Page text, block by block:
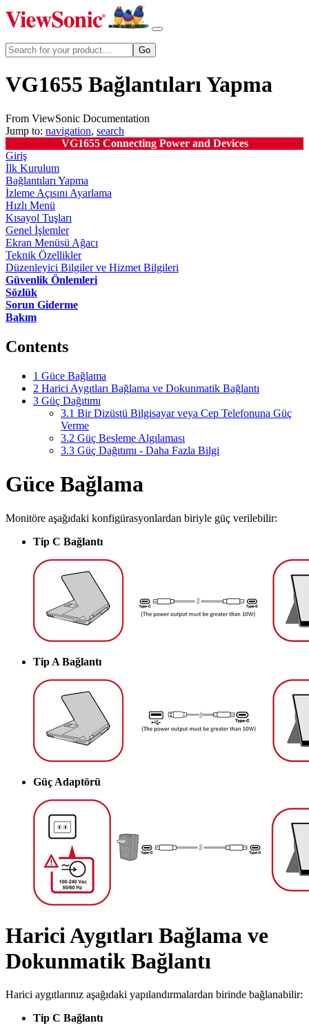
VG1655 Bağlantıları Yapma
From ViewSonic Documentation
Jump to: navigation, search
VG1655 Connecting Power and Devices
Giriş
İlk Kurulum
Bağlantıları Yapma
İzleme Açısını Ayarlama
Hızlı Menü
Kısayol Tuşları
Genel İşlemler
Ekran Menüsü Ağacı
Teknik Özellikler
Düzenleyici Bilgiler ve Hizmet Bilgileri
Güvenlik Önlemleri
Sözlük
Sorun Giderme
Bakım
Contents
1 Güce Bağlama
2 Harici Aygıtları Bağlama ve Dokunmatik Bağlantı
3 Güç Dağıtımı
3.1 Bir Dizüstü Bilgisayar veya Cep Telefonuna Güç
Verme
3.2 Güç Besleme Algılaması
3.3 Güç Dağıtımı - Daha Fazla Bilgi
Güce Bağlama
Monitöre aşağıdaki konfigürasyonlardan biriyle güç verilebilir:
Tip C Bağlantı
Tip A Bağlantı
Güç Adaptörü
Harici Aygıtları Bağlama ve
Dokunmatik Bağlantı
Harici aygıtlarınız aşağıdaki yapılandırmalardan birinde bağlanabilir:
Tip C Bağlantı